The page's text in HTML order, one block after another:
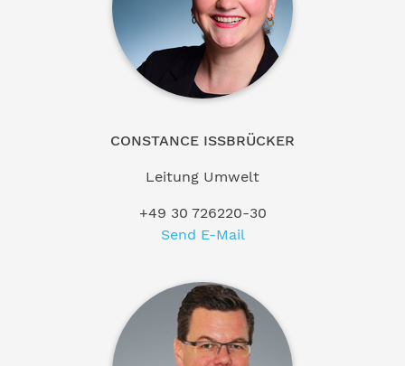
CONSTANCE ISSBRÜCKER
Leitung Umwelt
+49 30 726220-30
Send E-Mail